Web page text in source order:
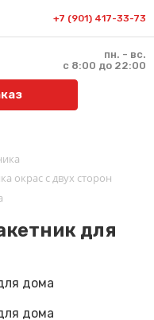
+7 (901) 417-33-73
пн. - вс.
с 8:00 до 22:00
окрас с двух сторон
для